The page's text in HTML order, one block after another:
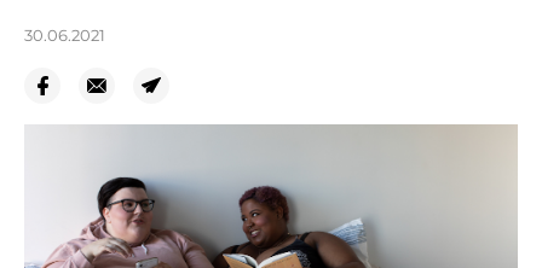
30.06.2021